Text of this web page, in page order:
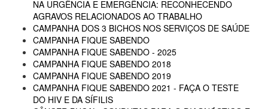
NA URGÊNCIA E EMERGÊNCIA: RECONHECENDO
AGRAVOS RELACIONADOS AO TRABALHO
CAMPANHA DOS 3 BICHOS NOS SERVIÇOS DE SAÚDE
CAMPANHA FIQUE SABENDO
CAMPANHA FIQUE SABENDO - 2025
CAMPANHA FIQUE SABENDO 2018
CAMPANHA FIQUE SABENDO 2019
CAMPANHA FIQUE SABENDO 2021 - FAÇA O TESTE
DO HIV E DA SÍFILIS